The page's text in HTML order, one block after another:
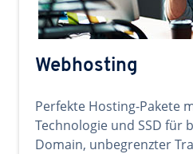
Webhosting
Perfekte Hosting-Pakete
Technologie und SSD für
Domain, unbegrenzter